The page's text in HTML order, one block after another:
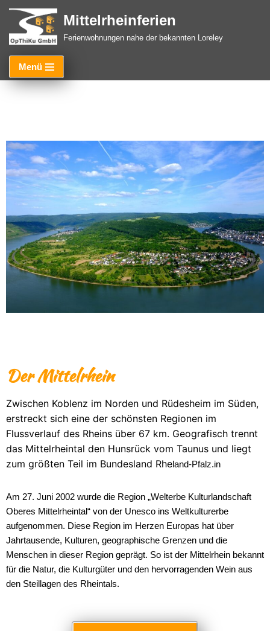
Zum
Inhalt
springen
Mittelrheinferien
Ferienwohnungen nahe der bekannten Loreley
Menü
Der Mittelrhein
Zwischen Koblenz im Norden und Rüdesheim im Süden,
erstreckt sich eine der schönsten Regionen im
Flussverlauf des Rheins über 67 km. Geografisch trennt
das Mittelrheintal den Hunsrück vom Taunus und liegt
zum größten Teil im Bundesland Rheland-Pfalz.in
Am 27. Juni 2002 wurde die Region „Welterbe Kulturlandschaft
Oberes Mittelrheintal“ von der Unesco ins Weltkulturerbe
aufgenommen. Diese Region im Herzen Europas hat über
Jahrtausende, Kulturen, geographische Grenzen und die
Menschen in dieser Region geprägt. So ist der Mittelrhein bekannt
für die Natur, die Kulturgüter und den hervorragenden Wein aus
den Steillagen des Rheintals.